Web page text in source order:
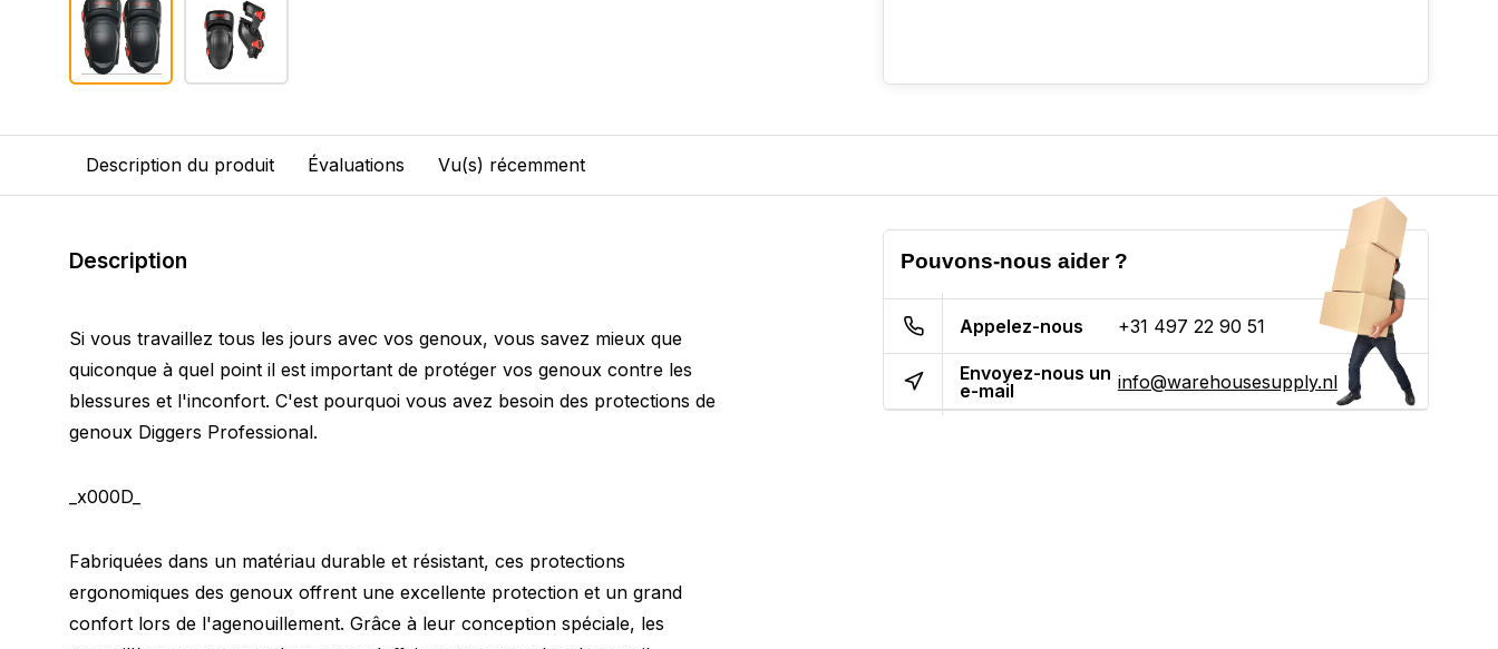
Description du produit Évaluations Vu(s) récemment
Description
Si vous travaillez tous les jours avec vos genoux, vous savez mieux que
quiconque à quel point il est important de protéger vos genoux contre les
blessures et l'inconfort. C'est pourquoi vous avez besoin des protections de
genoux Diggers Professional.
_x000D_
Fabriquées dans un matériau durable et résistant, ces protections
ergonomiques des genoux offrent une excellente protection et un grand
confort lors de l'agenouillement. Grâce à leur conception spéciale, les
Pouvons-nous aider ?
Appelez-nous +31 497 22 90 51
Envoyez-nous un
e-mail
info@warehousesupply.nl